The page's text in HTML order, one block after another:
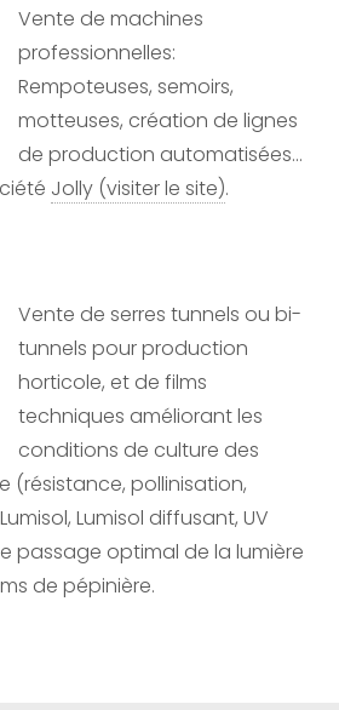
Vente de machines
professionnelles:
Rempoteuses, semoirs,
motteuses, création de lignes
de production automatisées...
Jolly (visiter le site).
Vente de serres tunnels ou bi-
tunnels pour production
horticole, et de films
techniques améliorant les
conditions de culture des
(résistance, pollinisation,
Lumisol diffusant, UV
passage optimal de la lumière
de pépinière.